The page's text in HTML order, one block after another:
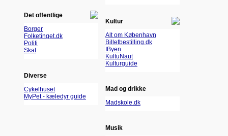
Det offentlige
Borger
Folketinget.dk
Politi
Skat
Diverse
Cykelhuset
MyPet - kæledyr guide
Kultur
Alt om København
Billetbestilling.dk
IByen
KultuNaut
Kulturguide
Mad og drikke
Madskole.dk
Musik